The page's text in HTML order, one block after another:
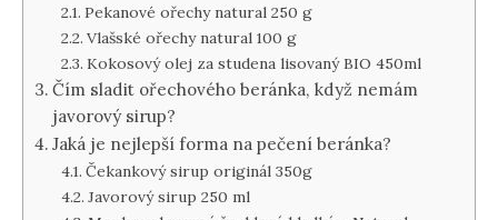
Pekanové ořechy natural 250 g
Vlašské ořechy natural 100 g
Kokosový olej za studena lisovaný BIO 450ml
Čím sladit ořechového beránka, když nemám
javorový sirup?
Jaká je nejlepší forma na pečení beránka?
Čekankový sirup originál 350g
Javorový sirup 250 ml